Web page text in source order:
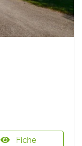
Fiche